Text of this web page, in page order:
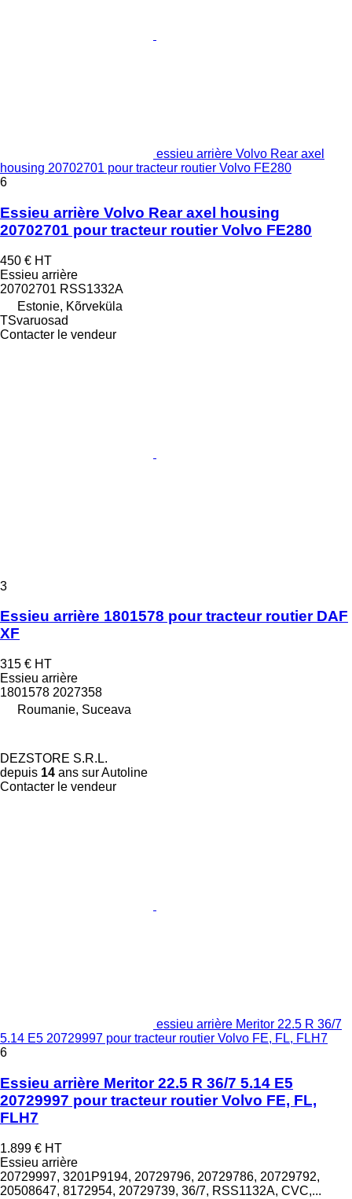
essieu arrière Volvo Rear axel
housing 20702701 pour tracteur routier Volvo FE280
6
Essieu arrière Volvo Rear axel housing
20702701 pour tracteur routier Volvo FE280
450 € HT
Essieu arrière
20702701 RSS1332A
Estonie, Kõrveküla
TSvaruosad
Contacter le vendeur
3
Essieu arrière 1801578 pour tracteur routier DAF
XF
315 € HT
Essieu arrière
1801578 2027358
Roumanie, Suceava
DEZSTORE S.R.L.
depuis 14 ans sur Autoline
Contacter le vendeur
essieu arrière Meritor 22.5 R 36/7
5.14 E5 20729997 pour tracteur routier Volvo FE, FL, FLH7
6
Essieu arrière Meritor 22.5 R 36/7 5.14 E5
20729997 pour tracteur routier Volvo FE, FL,
FLH7
1.899 € HT
Essieu arrière
20729997, 3201P9194, 20729796, 20729786, 20729792,
20508647, 8172954, 20729739, 36/7, RSS1132A, CVC,...